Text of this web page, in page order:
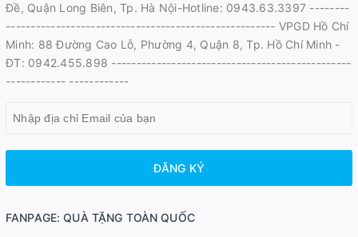
Đề, Quận Long Biên, Tp. Hà Nội-Hotline: 0943.63.3397 --------
------------------------------------------------------ VPGD Hồ Chí
Minh: 88 Đường Cao Lỗ, Phường 4, Quận 8, Tp. Hồ Chí Minh -
ĐT: 0942.455.898 ------------------------------------------------
------------ ------------
ĐĂNG KÝ
FANPAGE: QUÀ TẶNG TOÀN QUỐC